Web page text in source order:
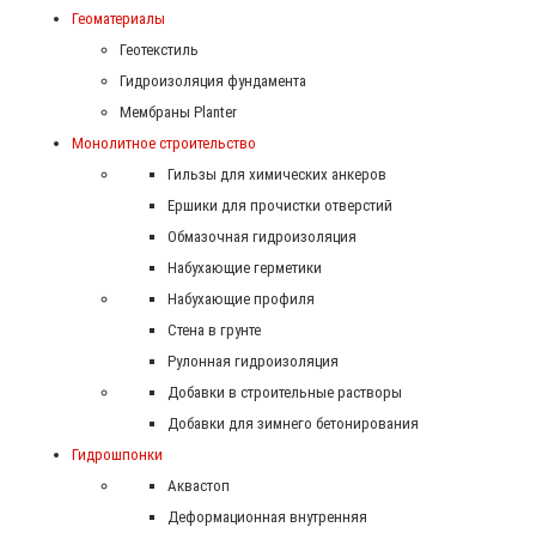
Геоматериалы
Геотекстиль
Гидроизоляция фундамента
Мембраны Planter
Монолитное строительство
Гильзы для химических анкеров
Ершики для прочистки отверстий
Обмазочная гидроизоляция
Набухающие герметики
Набухающие профиля
Стена в грунте
Рулонная гидроизоляция
Добавки в строительные растворы
Добавки для зимнего бетонирования
Гидрошпонки
Аквастоп
Деформационная внутренняя